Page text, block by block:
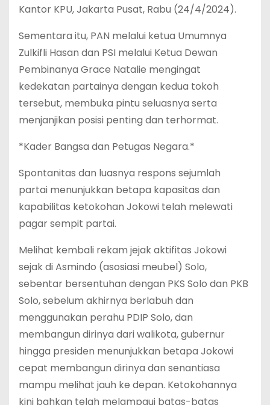
Kantor KPU, Jakarta Pusat, Rabu (24/4/2024).
Sementara itu, PAN melalui ketua Umumnya
Zulkifli Hasan dan PSI melalui Ketua Dewan
Pembinanya Grace Natalie mengingat
kedekatan partainya dengan kedua tokoh
tersebut, membuka pintu seluasnya serta
menjanjikan posisi penting dan terhormat.
*Kader Bangsa dan Petugas Negara.*
Spontanitas dan luasnya respons sejumlah
partai menunjukkan betapa kapasitas dan
kapabilitas ketokohan Jokowi telah melewati
pagar sempit partai.
Melihat kembali rekam jejak aktifitas Jokowi
sejak di Asmindo (asosiasi meubel) Solo,
sebentar bersentuhan dengan PKS Solo dan PKB
Solo, sebelum akhirnya berlabuh dan
menggunakan perahu PDIP Solo, dan
membangun dirinya dari walikota, gubernur
hingga presiden menunjukkan betapa Jokowi
cepat membangun dirinya dan senantiasa
mampu melihat jauh ke depan. Ketokohannya
kini bahkan telah melampaui batas-batas